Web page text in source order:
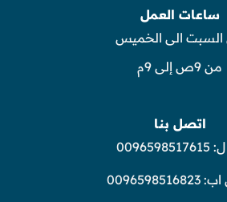
ساعات العمل
الى الخميس
من 9ص إلى 9م
اتصل بنا
0096598517615
اب:0096598516823